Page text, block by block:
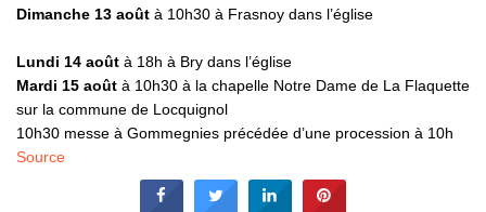
Dimanche 13 août à 10h30 à Frasnoy dans l’église
Lundi 14 août à 18h à Bry dans l’église
Mardi 15 août à 10h30 à la chapelle Notre Dame de La Flaquette
sur la commune de Locquignol
10h30 messe à Gommegnies précédée d’une procession à 10h
Source